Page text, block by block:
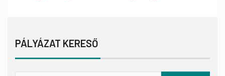
PÁLYÁZAT KERESŐ